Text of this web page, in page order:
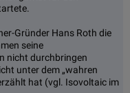
Gründer Hans Roth die
seine
nicht durchbringen
unter dem „wahren
hat (vgl. Isovoltaic im